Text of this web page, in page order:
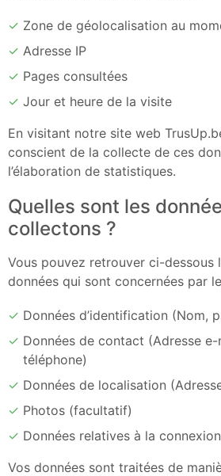
Zone de géolocalisation au
Adresse IP
Pages consultées
Jour et heure de la visite
En visitant notre site web
conscient de la collecte de ces
l’élaboration de statistiques.
Quelles sont les
collectons ?
Vous pouvez retrouver ci-dessous
données qui sont concernées par
Données d’identification (Nom,
Données de contact (Adresse e-
téléphone)
Données de localisation
Photos (facultatif)
Données relatives à la
Vos données sont traitées de